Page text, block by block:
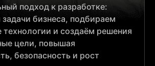
подход к разработке:
бизнеса, подбираем
и создаём решения
цели, повышая
безопасность и рост